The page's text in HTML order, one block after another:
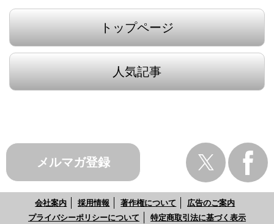
トップページ
人気記事
メルマガ登録
会社案内 採用情報 著作権について
広告のご案内
プライバシーポリシーについて
特定商取引法に基づく表示